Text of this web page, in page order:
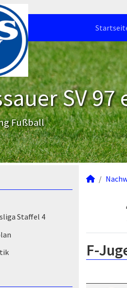
SV 97
Fußball
Staffel 4
F-